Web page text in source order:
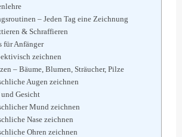
– Jeden Tag eine Zeichnung
& Schraffieren
für Anfänger
zeichnen
– Bäume, Blumen, Sträucher, Pilze
Augen zeichnen
Gesicht
Mund zeichnen
Nase zeichnen
Ohren zeichnen